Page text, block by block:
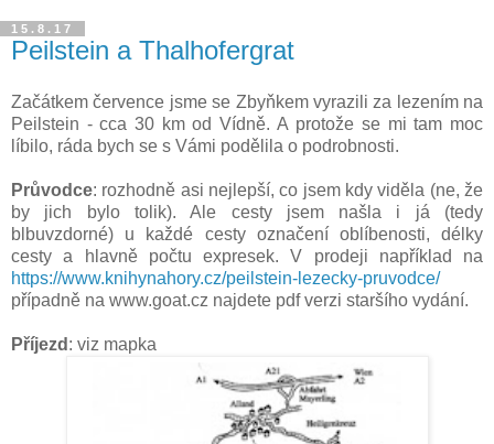
15.8.17
Peilstein a Thalhofergrat
Začátkem července jsme se Zbyňkem vyrazili za lezením na
Peilstein - cca 30 km od Vídně. A protože se mi tam moc
líbilo, ráda bych se s Vámi podělila o podrobnosti.
Průvodce: rozhodně asi nejlepší, co jsem kdy viděla (ne, že
by jich bylo tolik). Ale cesty jsem našla i já (tedy
blbuvzdorné) u každé cesty označení oblíbenosti, délky
cesty a hlavně počtu expresek. V prodeji například na
https://www.knihynahory.cz/peilstein-lezecky-pruvodce/
případně na www.goat.cz najdete pdf verzi staršího vydání.
Příjezd : viz mapka